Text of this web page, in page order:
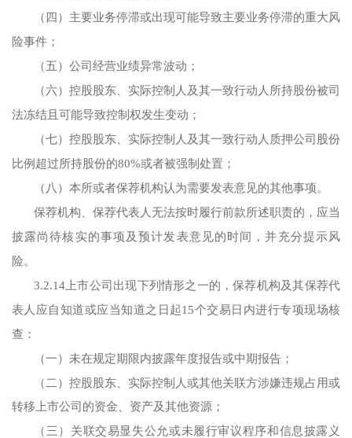
（四）主要业务停滞或出现可能导致主要业务停滞的重大风
险事件；
（五）公司经营业绩异常波动；
（六）控股股东、实际控制人及其一致行动人所持股份被司
法冻结且可能导致控制权发生变动；
（七）控股股东、实际控制人及其一致行动人质押公司股份
比例超过所持股份的80%或者被强制处置；
（八）本所或者保荐机构认为需要发表意见的其他事项。
保荐机构、保荐代表人无法按时履行前款所述职责的，应当
披露尚待核实的事项及预计发表意见的时间，并充分提示风
险。
3.2.14上市公司出现下列情形之一的，保荐机构及其保荐代
表人应自知道或应当知道之日起15个交易日内进行专项现场核
查：
（一）未在规定期限内披露年度报告或中期报告；
（二）控股股东、实际控制人或其他关联方涉嫌违规占用或
转移上市公司的资金、资产及其他资源；
（三）关联交易显失公允或未履行审议程序和信息披露义